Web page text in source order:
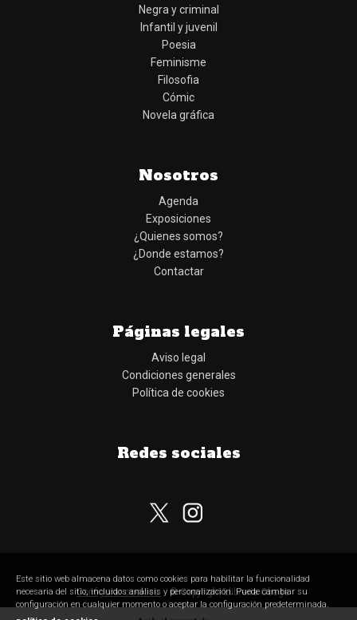
Negra y criminal
Infantil y juvenil
Poesia
Feminisme
Filosofia
Cómic
Novela gráfica
Nosotros
Agenda
Exposiciones
¿Quienes somos?
¿Donde estamos?
Contactar
Páginas legales
Aviso legal
Condiciones generales
Política de cookies
Redes sociales
Configurar cookies © Copyright Llibreria Obaga
Este sitio web almacena datos como cookies para habilitar la funcionalidad
necesaria del sitio, incluidos análisis y personalización. Puede cambiar su
configuración en cualquier momento o aceptar la configuración predeterminada.